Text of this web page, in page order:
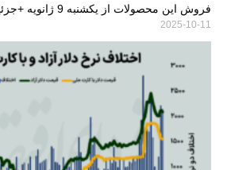
فروش این محصولات از یکشنبه 9 ژانویه +جزئیات
2025-10-11